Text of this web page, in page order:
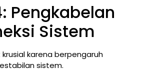
Pengkabelan
Sistem
karena berpengaruh
sistem.